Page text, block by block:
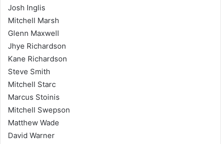
Josh Inglis
Mitchell Marsh
Glenn Maxwell
Jhye Richardson
Kane Richardson
Steve Smith
Mitchell Starc
Marcus Stoinis
Mitchell Swepson
Matthew Wade
David Warner